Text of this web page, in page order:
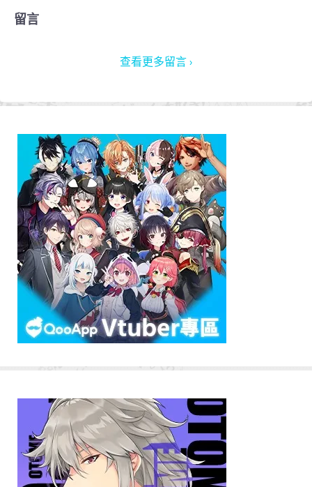
留言
查看更多留言 ›